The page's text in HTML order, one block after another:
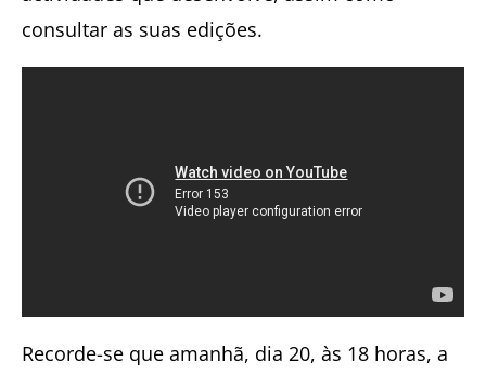
consultar as suas edições.
Recorde-se que amanhã, dia 20, às 18 horas, a